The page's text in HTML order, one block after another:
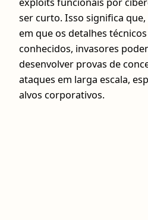
ser curto. Isso significa
em que os detalhes
conhecidos, invasores
desenvolver provas de
ataques em larga escala,
alvos corporativos.